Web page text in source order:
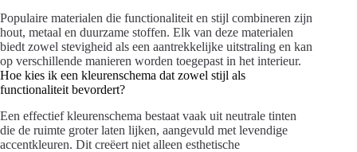
Populaire materialen die functionaliteit en stijl combineren zijn
hout, metaal en duurzame stoffen. Elk van deze materialen
biedt zowel stevigheid als een aantrekkelijke uitstraling en kan
op verschillende manieren worden toegepast in het interieur.
Hoe kies ik een kleurenschema dat zowel stijl als
functionaliteit bevordert?
Een effectief kleurenschema bestaat vaak uit neutrale tinten
die de ruimte groter laten lijken, aangevuld met levendige
accentkleuren. Dit creëert niet alleen esthetische